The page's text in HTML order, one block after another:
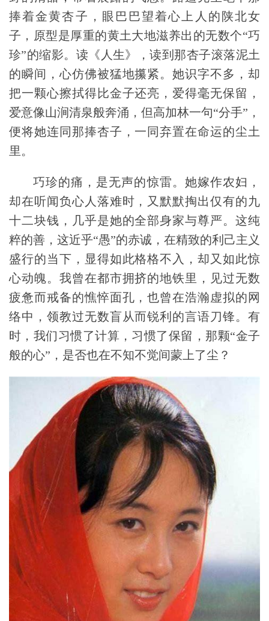
捧着金黄杏子，眼巴巴望着心上人的陕北女
子，原型是厚重的黄土大地滋养出的无数个“巧
珍”的缩影。读《人生》，读到那杏子滚落泥土
的瞬间，心仿佛被猛地攥紧。她识字不多，却
把一颗心擦拭得比金子还亮，爱得毫无保留，
爱意像山涧清泉般奔涌，但高加林一句“分手”，
便将她连同那捧杏子，一同弃置在命运的尘土
里。
巧珍的痛，是无声的惊雷。她嫁作农妇，
却在听闻负心人落难时，又默默掏出仅有的九
十二块钱， 几乎是她的全部身家与尊严。这纯
粹的善，这近乎“愚”的赤诚，在精致的利己主义
盛行的当下，显得如此格格不入，却又如此惊
心动魄。我曾在都市拥挤的地铁里，见过无数
疲惫而戒备的憔悴面孔，也曾在浩瀚虚拟的网
络中，领教过无数盲从而锐利的言语刀锋。有
时，我们习惯了计算，习惯了保留，那颗“金子
般的心”，是否也在不知不觉间蒙上了尘？